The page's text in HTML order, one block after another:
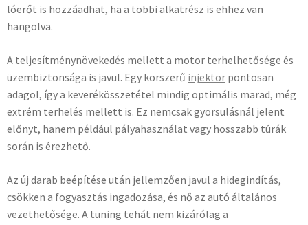
lóerőt is hozzáadhat, ha a többi alkatrész is ehhez van
hangolva.
A teljesítménynövekedés mellett a motor terhelhetősége és
üzembiztonsága is javul. Egy korszerű injektor pontosan
adagol, így a keverékösszetétel mindig optimális marad, még
extrém terhelés mellett is. Ez nemcsak gyorsulásnál jelent
előnyt, hanem például pályahasználat vagy hosszabb túrák
során is érezhető.
Az új darab beépítése után jellemzően javul a hidegindítás,
csökken a fogyasztás ingadozása, és nő az autó általános
vezethetősége. A tuning tehát nem kizárólag a